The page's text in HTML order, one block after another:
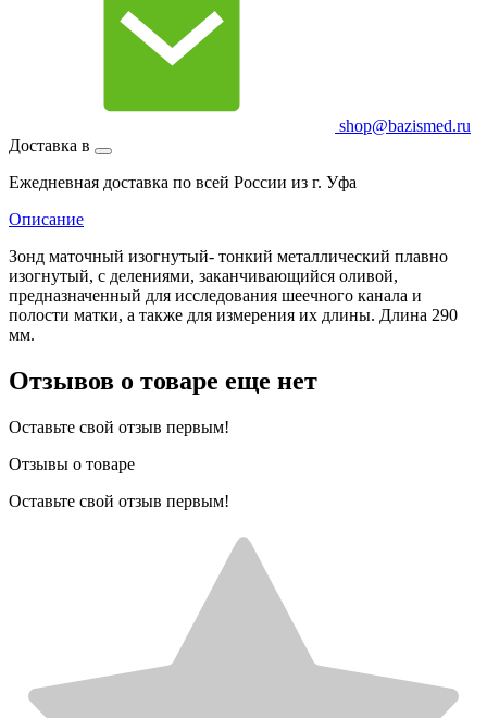
shop@bazismed.ru
Доставка в
Ежедневная доставка по всей России из г. Уфа
Описание
Зонд маточный изогнутый- тонкий металлический плавно
изогнутый, с делениями, заканчивающийся оливой,
предназначенный для исследования шеечного канала и
полости матки, а также для измерения их длины. Длина 290
мм.
Отзывов о товаре еще нет
Оставьте свой отзыв первым!
Отзывы о товаре
Оставьте свой отзыв первым!